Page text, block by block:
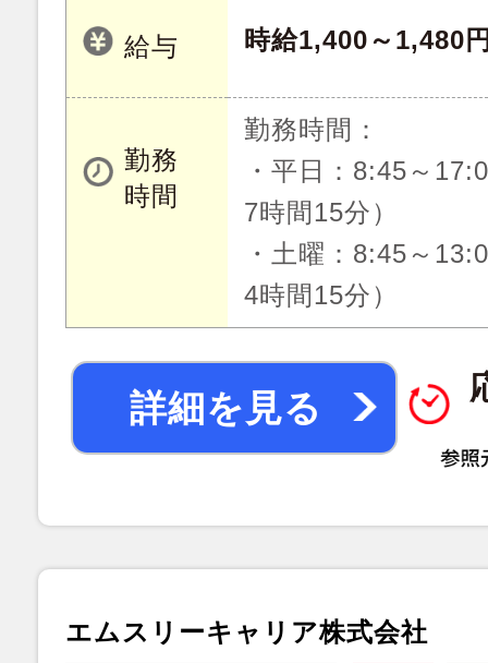
給与 時給1,400～1,480
勤務
時間
勤務時間：
・平日：8:45～
7時間15分）
・土曜：8:45～
4時間15分）
詳細を見る
エムスリーキャリア株式会社